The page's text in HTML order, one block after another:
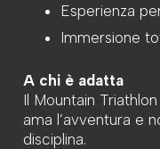
Esperienza
Immersione
A chi è adatta
Il Mountain
ama l’avventura e
disciplina.